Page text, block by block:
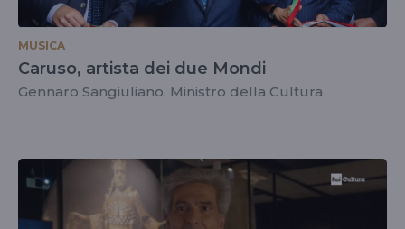
MUSICA
Caruso, artista dei due Mondi
Gennaro Sangiuliano, Ministro della Cultura